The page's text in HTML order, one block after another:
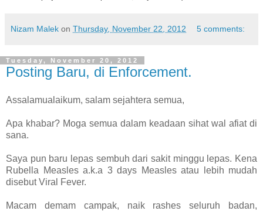
Nizam Malek on Thursday, November 22, 2012 5 comments:
Tuesday, November 20, 2012
Posting Baru, di Enforcement.
Assalamualaikum, salam sejahtera semua,
Apa khabar? Moga semua dalam keadaan sihat wal afiat di
sana.
Saya pun baru lepas sembuh dari sakit minggu lepas. Kena
Rubella Measles a.k.a 3 days Measles atau lebih mudah
disebut Viral Fever.
Macam demam campak, naik rashes seluruh badan,